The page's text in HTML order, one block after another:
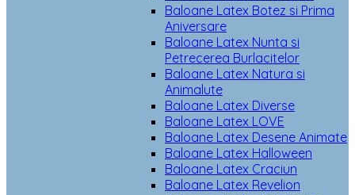
Baloane Latex Botez si Prima
Aniversare
Baloane Latex Nunta si
Petrecerea Burlacitelor
Baloane Latex Natura si
Animalute
Baloane Latex Diverse
Baloane Latex LOVE
Baloane Latex Desene Animate
Baloane Latex Halloween
Baloane Latex Craciun
Baloane Latex Revelion